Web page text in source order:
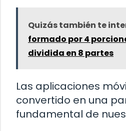
Quizás también te
formado por 4
dividida en 8 partes
Las aplicaciones
convertido en una
fundamental de